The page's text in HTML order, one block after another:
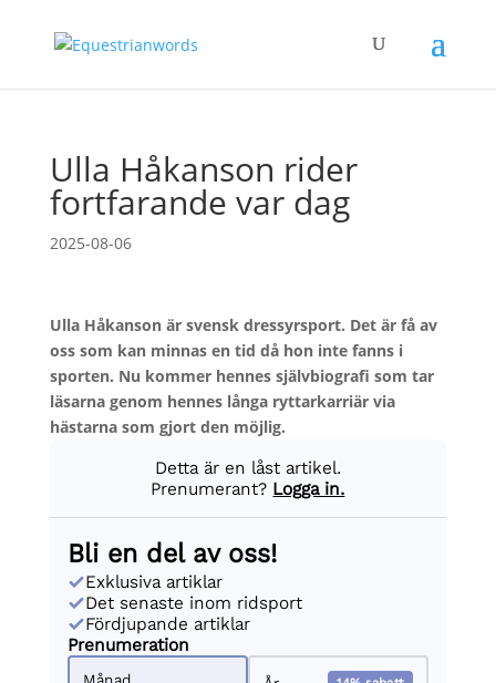
Ulla Håkanson rider
fortfarande var dag
2025-08-06
Ulla Håkanson är svensk dressyrsport. Det är få av
oss som kan minnas en tid då hon inte fanns i
sporten. Nu kommer hennes självbiografi som tar
läsarna genom hennes långa ryttarkarriär via
hästarna som gjort den möjlig.